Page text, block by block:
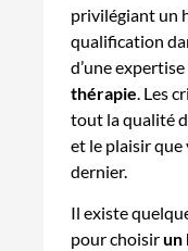
privilégiant un
qualification
d’une
thérapie . Les
tout la qualité
et le plaisir que
dernier.
Il existe
pour choisirun